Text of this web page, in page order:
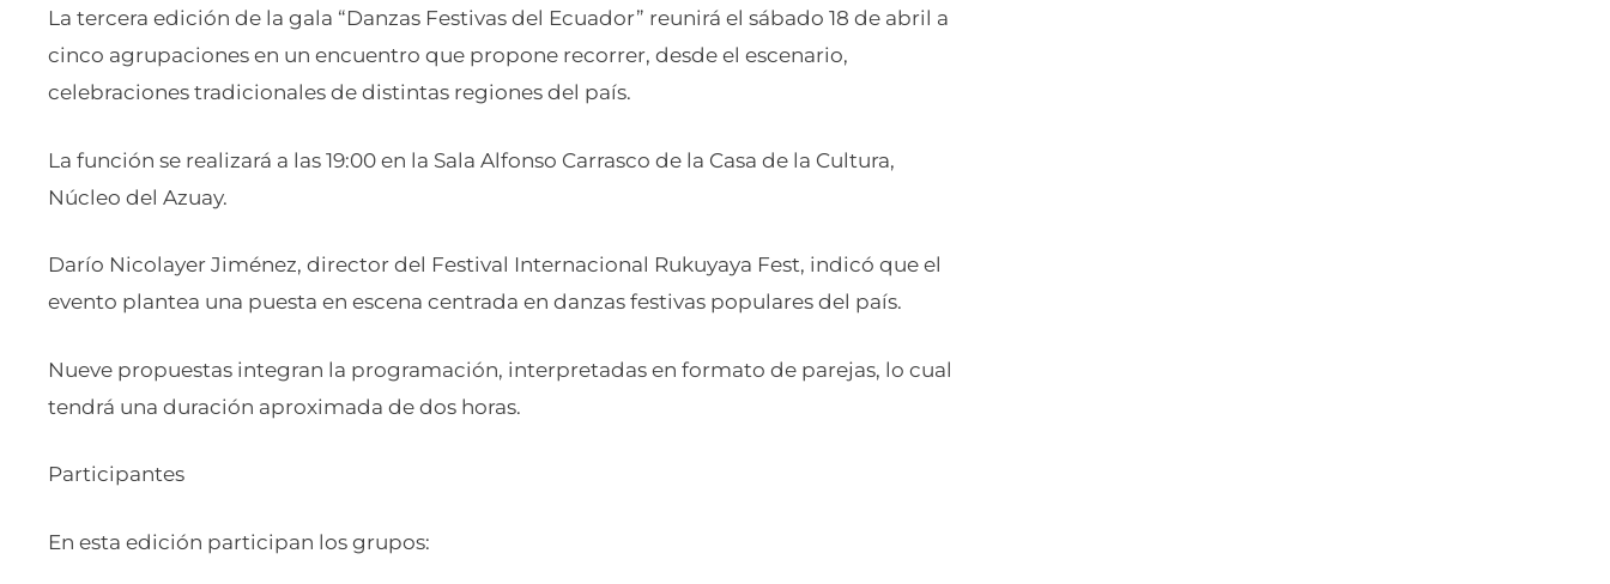
La tercera edición de la gala “Danzas Festivas del Ecuador” reunirá el sábado 18 de abril a
cinco agrupaciones en un encuentro que propone recorrer, desde el escenario,
celebraciones tradicionales de distintas regiones del país.
La función se realizará a las 19:00 en la Sala Alfonso Carrasco de la Casa de la Cultura,
Núcleo del Azuay.
Darío Nicolayer Jiménez, director del Festival Internacional Rukuyaya Fest, indicó que el
evento plantea una puesta en escena centrada en danzas festivas populares del país.
Nueve propuestas integran la programación, interpretadas en formato de parejas, lo cual
tendrá una duración aproximada de dos horas.
Participantes
En esta edición participan los grupos: